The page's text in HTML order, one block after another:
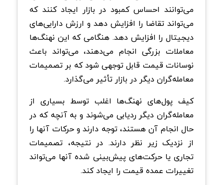
می‌توانند احساس کمبود در بازار ایجاد کنند که
می‌تواند تقاضا را افزایش دهد و ارزش دارایی‌های
دیجیتال را افزایش دهد. هنگامی که این نهنگ‌ها
معاملات بزرگی انجام می‌دهند، می‌تواند باعث
نوسانات قیمت قابل توجهی شود که بر تصمیمات
معامله‌گران دیگر در بازار تأثیر می‌گذارد.
کیف پول‌های نهنگ‌ها اغلب توسط بسیاری از
معامله‌گران دیگر ردیابی می‌شوند و به آنچه که در
حال انجام آن هستند، توجه دارند و حرکات آنها را
از نزدیک زیر نظر دارند. در نتیجه، تصمیمات
تجاری یا حرکت‌های پیش‌بینی شده آنها می‌تواند
تغییرات عمده قیمت را ایجاد کند.